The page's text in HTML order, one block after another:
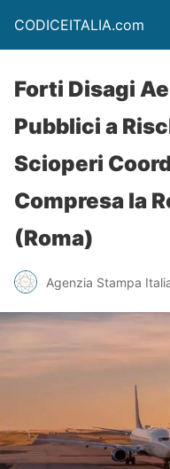
CODICEITALIA.com
Forti Disagi
Pubblici a
Scioperi
Compresa la
(Roma)
Agenzia Stampa